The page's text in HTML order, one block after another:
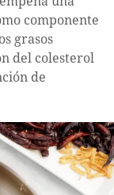
componente
grasos
del colesterol
de